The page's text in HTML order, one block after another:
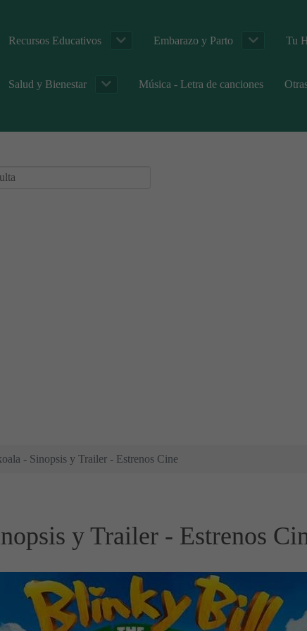
Recursos Educativos Embarazo y Parto Tu
Salud y Bienestar Música - Letra de canciones
- Sinopsis y Trailer - Estrenos Cine
y Trailer - Estrenos